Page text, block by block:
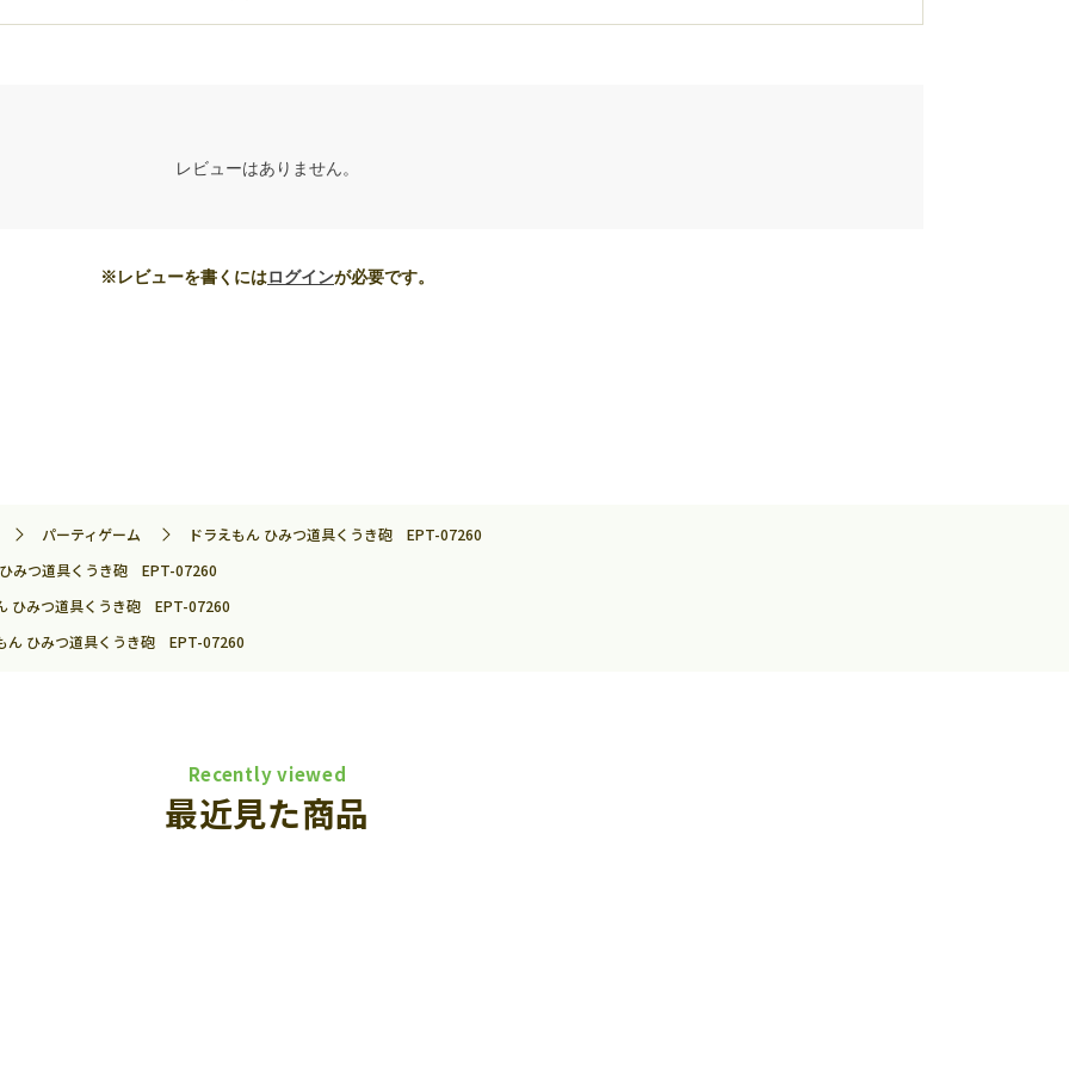
レビューはありません。
※レビューを書くにはログインが必要です。
パーティゲーム
ドラえもん ひみつ道具くうき砲 EPT-07260
ひみつ道具くうき砲 EPT-07260
ひみつ道具くうき砲 EPT-07260
ん ひみつ道具くうき砲 EPT-07260
Recently viewed
最近見た商品